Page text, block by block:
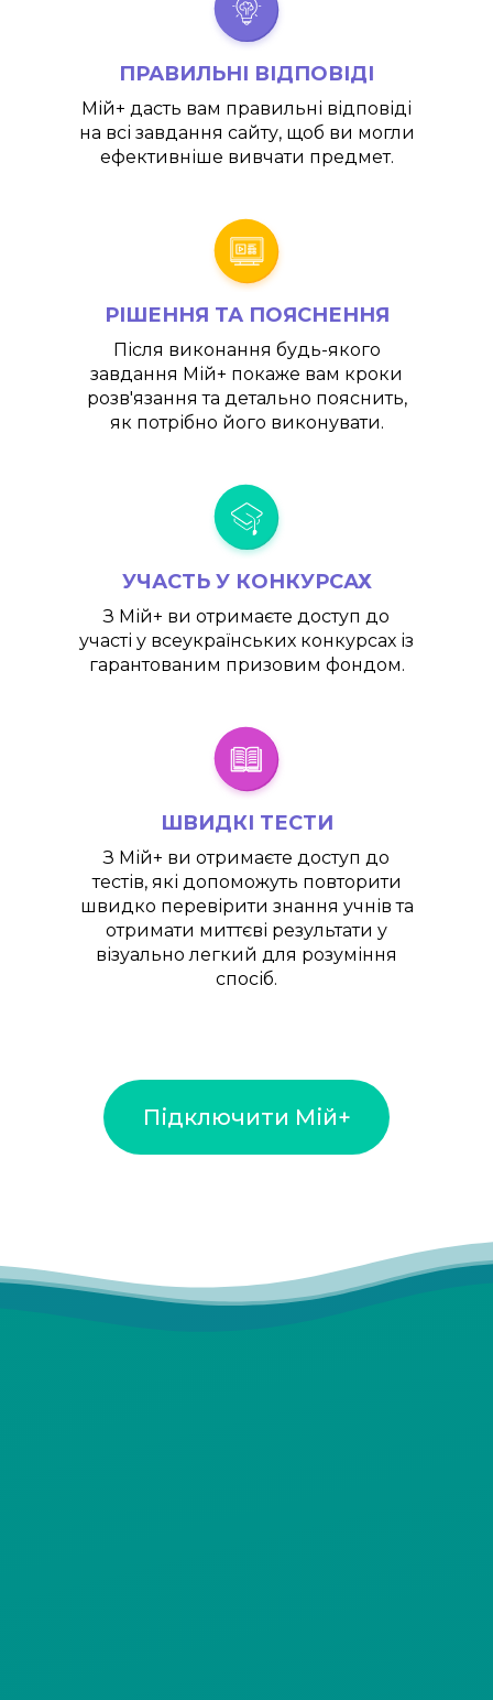
ПРАВИЛЬНІ ВІДПОВІДІ
Мій+ дасть вам правильні відповіді
на всі завдання сайту, щоб ви могли
ефективніше вивчати предмет.
РІШЕННЯ ТА ПОЯСНЕННЯ
Після виконання будь-якого
завдання Мій+ покаже вам кроки
розв'язання та детально пояснить,
як потрібно його виконувати.
УЧАСТЬ У КОНКУРСАХ
З Мій+ ви отримаєте доступ до
участі у всеукраїнських конкурсах із
гарантованим призовим фондом.
ШВИДКІ ТЕСТИ
З Мій+ ви отримаєте доступ до
тестів, які допоможуть повторити
швидко перевірити знання учнів та
отримати миттєві результати у
візуально легкий для розуміння
спосіб.
Підключити Мій+